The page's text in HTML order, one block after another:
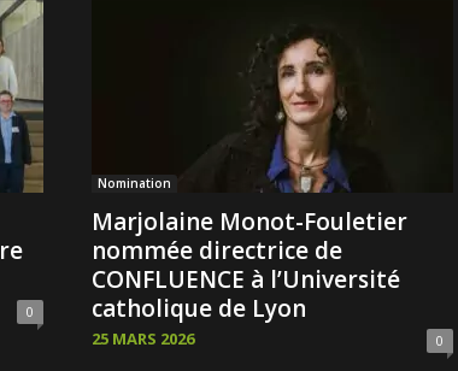
0
Nomination
Marjolaine Monot-Fouletier
nommée directrice de
CONFLUENCE à l’Université
catholique de Lyon
25 MARS 2026 0